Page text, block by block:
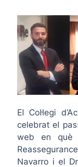
El Col·legi
celebrat el
web en què
Navarro i el